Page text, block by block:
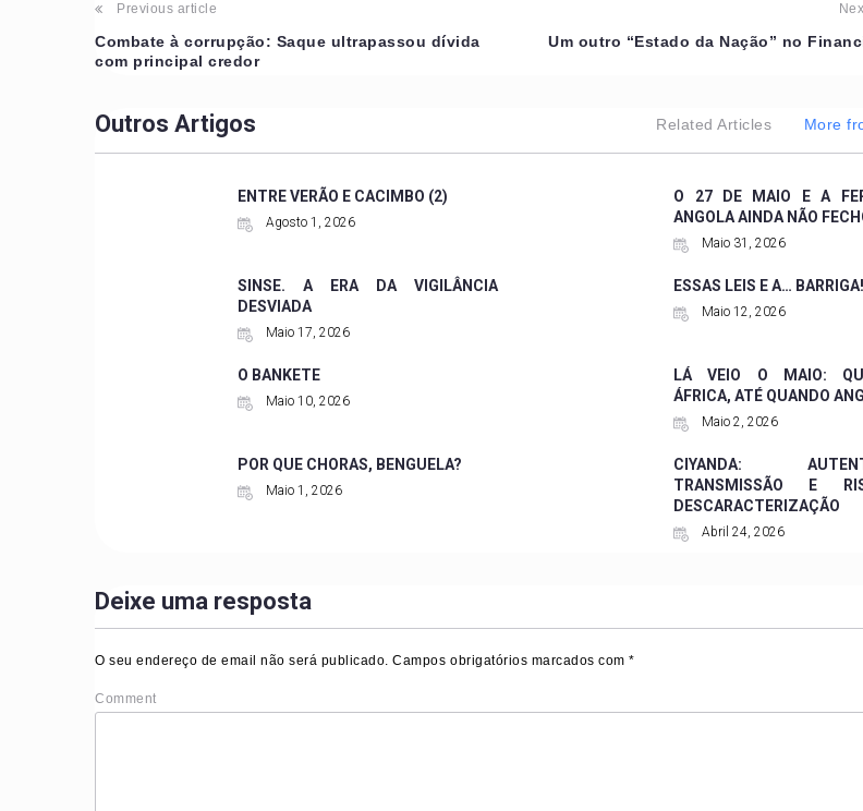
Previous article
Combate à corrupção: Saque ultrapassou dívida
com principal credor
Um outro “Estado da Nação” no
Outros Artigos Related Articles More
ENTRE VERÃO E CACIMBO (2)
Agosto 1, 2026
O 27 DE MAIO E A
ANGOLA AINDA NÃO
Maio 31, 2026
SINSE. A ERA DA VIGILÂNCIA
DESVIADA
Maio 17, 2026
ESSAS LEIS E A… BARRIGA!
Maio 12, 2026
O BANKETE
Maio 10, 2026
LÁ VEIO O MAIO:
ÁFRICA, ATÉ QUANDO
Maio 2, 2026
POR QUE CHORAS, BENGUELA?
Maio 1, 2026
CIYANDA:
TRANSMISSÃO E
DESCARACTERIZAÇÃO
Abril 24, 2026
Deixe uma resposta
O seu endereço de email não será publicado. Campos obrigatórios marcados com*
Comment